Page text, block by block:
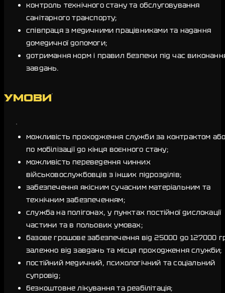
контроль технічного стану та обслуговування
санітарного транспорту;
співпраця з медичними працівниками та надання
домедичної допомоги;
дотримання норм і правил безпеки під час
завдань.
УМОВИ
можливість проходження служби за контрактом
по мобілізації до кінця воєнного стану;
можливість переведення чинних
військовослужбовців з інших підрозділів;
забезпечення якісним сучасним матеріальним та
технічним забезпеченням;
служба на полігонах, у пунктах постійної дислокації
частини та в польових умовах;
базове грошове забезпечення від 25000 до 127000
залежно від завдань та місця проходження служби;
постійний медичний, психологічний та соціальний
супровід;
безкоштовне лікування та реабілітація;